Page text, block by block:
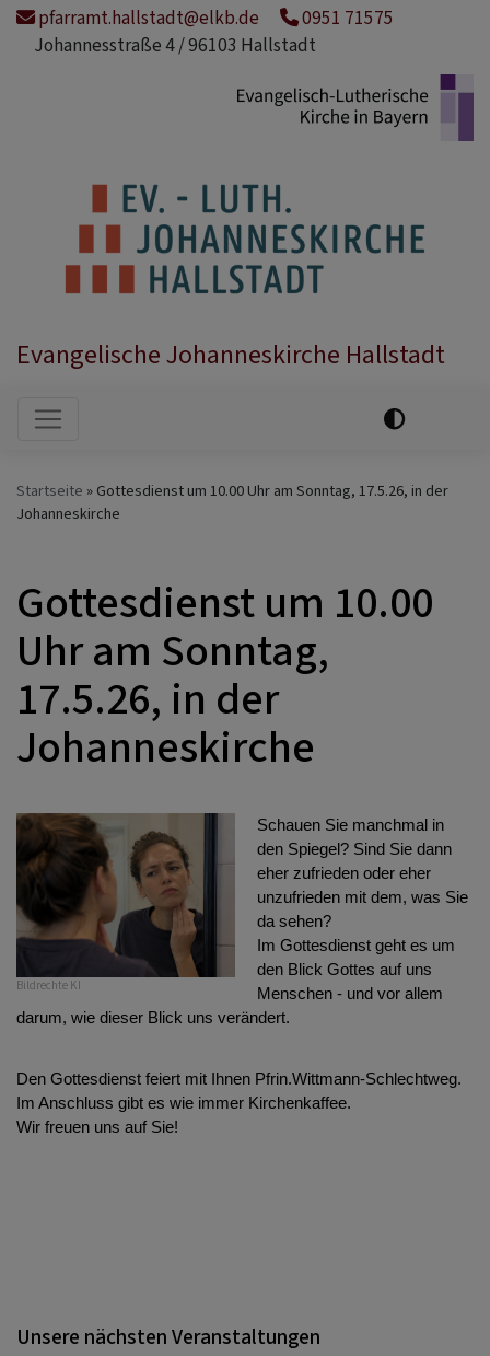
Direktpfarramt.hallstadt@elkb.de
0951 71575
Johannesstraße 4 / 96103 Hallstadt
Evangelische Johanneskirche Hallstadt
Hauptnavigation
Startseite
Gottesdienst um 10.00 Uhr am Sonntag, 17.5.26, in der
Johanneskirche
Gottesdienst um 10.00
Uhr am Sonntag,
17.5.26, in der
Johanneskirche
Bildrechte KI
Schauen Sie manchmal in
den Spiegel? Sind Sie dann
eher zufrieden oder eher
unzufrieden mit dem, was Sie
da sehen?
Im Gottesdienst geht es um
den Blick Gottes auf uns
Menschen - und vor allem
darum, wie dieser Blick uns verändert.
Den Gottesdienst feiert mit Ihnen Pfrin.Wittmann-Schlechtweg.
Im Anschluss gibt es wie immer Kirchenkaffee.
Wir freuen uns auf Sie!
Unsere nächsten Veranstaltungen